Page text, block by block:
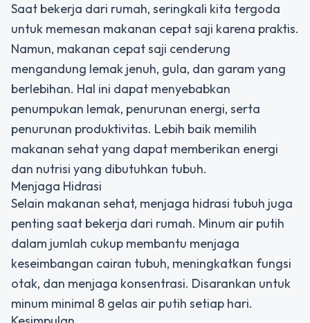
Saat bekerja dari rumah, seringkali kita tergoda
untuk memesan makanan cepat saji karena praktis.
Namun, makanan cepat saji cenderung
mengandung lemak jenuh, gula, dan garam yang
berlebihan. Hal ini dapat menyebabkan
penumpukan lemak, penurunan energi, serta
penurunan produktivitas. Lebih baik memilih
makanan sehat yang dapat memberikan energi
dan nutrisi yang dibutuhkan tubuh.
Menjaga Hidrasi
Selain makanan sehat, menjaga hidrasi tubuh juga
penting saat bekerja dari rumah. Minum air putih
dalam jumlah cukup membantu menjaga
keseimbangan cairan tubuh, meningkatkan fungsi
otak, dan menjaga konsentrasi. Disarankan untuk
minum minimal 8 gelas air putih setiap hari.